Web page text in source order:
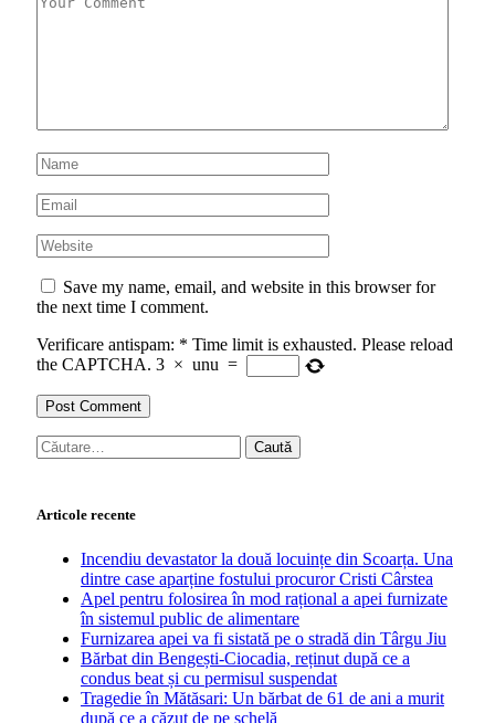
Save my name, email, and website in this browser for
the next time I comment.
Verificare antispam: * Time limit is exhausted. Please reload
the CAPTCHA. 3 × unu =
Caută
după:
Articole recente
Incendiu devastator la două locuințe din Scoarța. Una
dintre case aparține fostului procuror Cristi Cârstea
Apel pentru folosirea în mod rațional a apei furnizate
în sistemul public de alimentare
Furnizarea apei va fi sistată pe o stradă din Târgu Jiu
Bărbat din Bengești-Ciocadia, reținut după ce a
condus beat și cu permisul suspendat
Tragedie în Mătăsari: Un bărbat de 61 de ani a murit
după ce a căzut de pe schelă